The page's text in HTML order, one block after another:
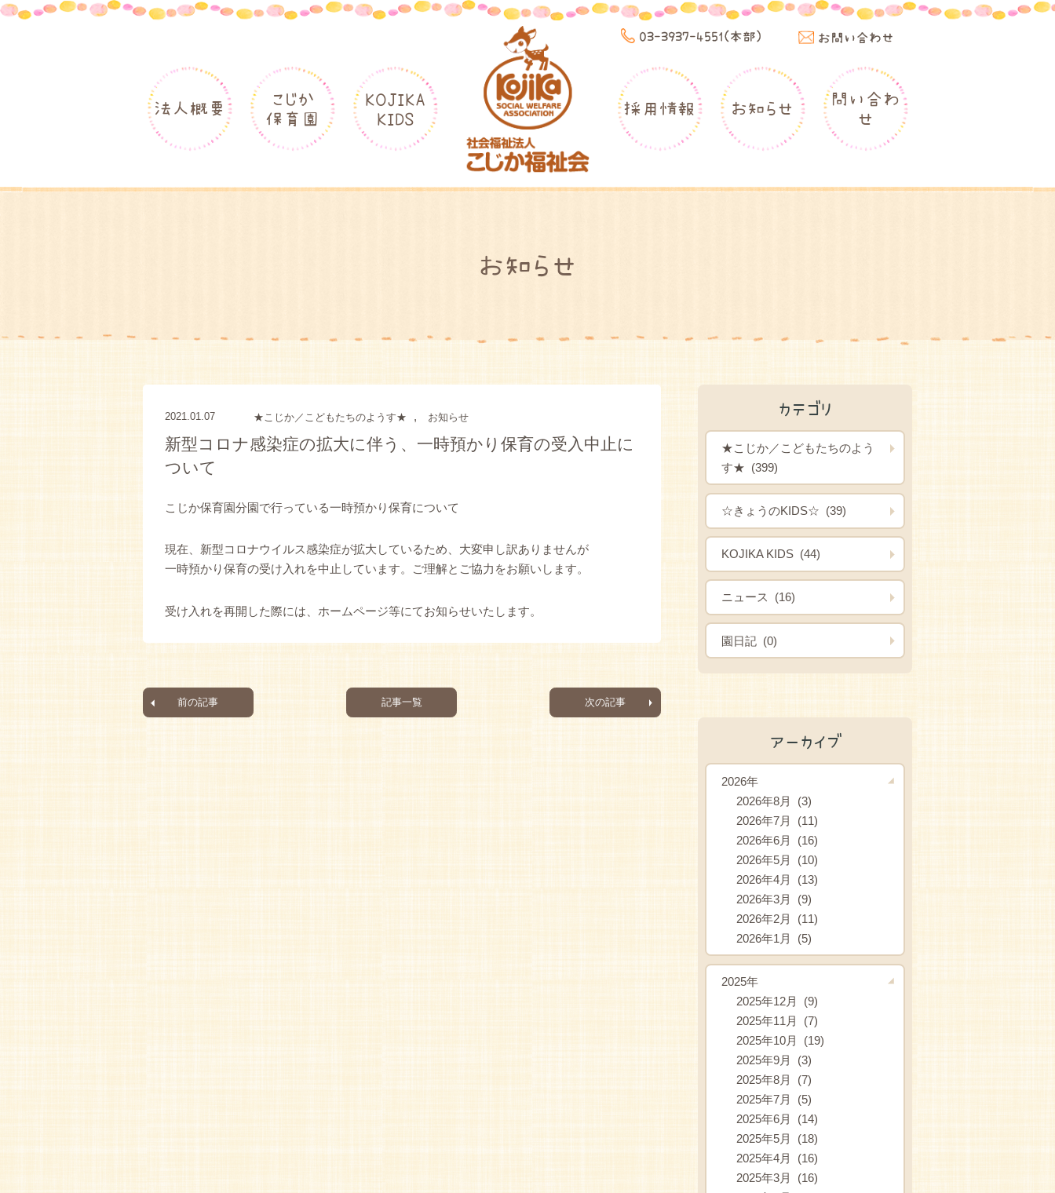
03-3937-4551(本部) お問い合わせ
法人概要
こじか
保育園
KOJIKA
KIDS
採用情報 お知らせ
問い合わ
せ
お知らせ
2021.01.07 ★こじか／こどもたちのようす★ , お知らせ
新型コロナ感染症の拡大に伴う、一時預かり保育の受入中止に
ついて
こじか保育園分園で行っている一時預かり保育について
現在、新型コロナウイルス感染症が拡大しているため、大変申し訳ありませんが
一時預かり保育の受け入れを中止しています。ご理解とご協力をお願いします。
受け入れを再開した際には、ホームページ等にてお知らせいたします。
前の記事 記事一覧 次の記事
カテゴリ
★こじか／こどもたちのよう
す★ (399)
☆きょうのKIDS☆ (39)
KOJIKA KIDS (44)
ニュース (16)
園日記 (0)
アーカイブ
2026年
2026年8月 (3)
2026年7月 (11)
2026年6月 (16)
2026年5月 (10)
2026年4月 (13)
2026年3月 (9)
2026年2月 (11)
2026年1月 (5)
2025年
2025年12月 (9)
2025年11月 (7)
2025年10月 (19)
2025年9月 (3)
2025年8月 (7)
2025年7月 (5)
2025年6月 (14)
2025年5月 (18)
2025年4月 (16)
2025年3月 (16)